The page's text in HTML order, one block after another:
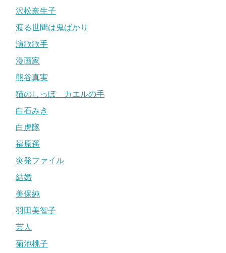
沢松奈生子
渡る世間は鬼ばかり
演歌歌手
漫画家
熊谷真実
猫のしっぽ カエルの手
白石みき
白虎隊
福原遥
突発ファイル
結婚
美保純
羽田美智子
芸人
菊池桃子